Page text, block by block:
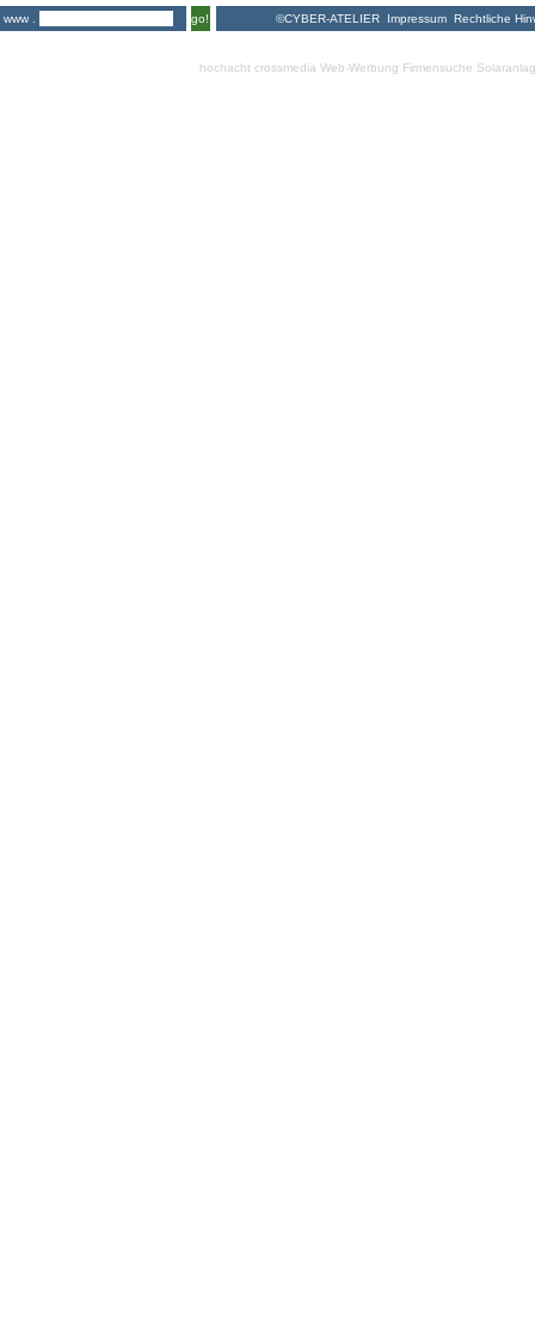
www .
go! ©CYBER-ATELIER Impressum Rechtliche
hochacht crossmedia Web-Werbung Firmensuche